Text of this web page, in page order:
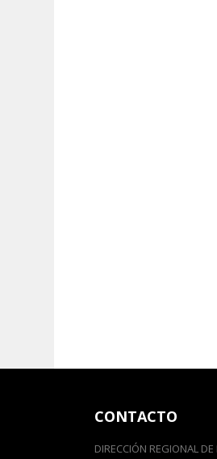
CONTACTO
DIRECCIÓN REGIONAL